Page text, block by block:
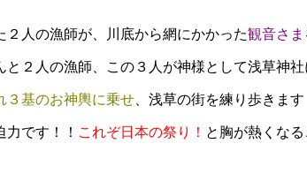
２人の漁師が、川底から網にかかった観音さま
２人の漁師、この３人が神様として浅草神
３基のお神輿に乗せ、浅草の街を練り歩きます
力です！！ これぞ日本の祭り！ と胸が熱くなる